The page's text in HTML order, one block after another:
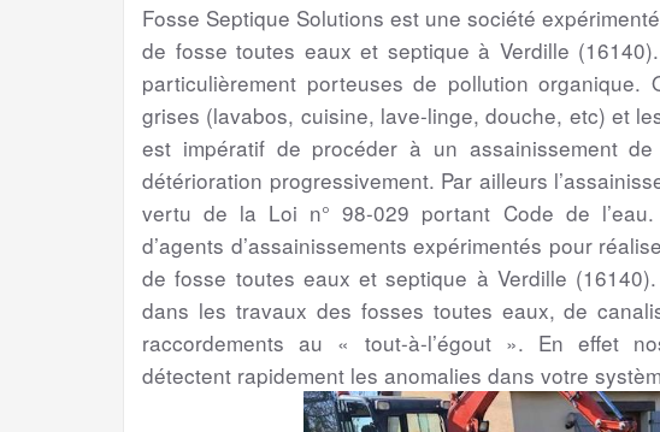
Fosse Septique Solutions est une société
de fosse toutes eaux et septique à Verdille
particulièrement porteuses de pollution
grises (lavabos, cuisine, lave-linge, douche, etc) et
est impératif de procéder à un assainissement
détérioration progressivement. Par ailleurs
vertu de la Loi n° 98-029 portant Code de
d’agents d’assainissements expérimentés pour
de fosse toutes eaux et septique à Verdille
dans les travaux des fosses toutes eaux, de
raccordements au « tout-à-l’égout ». En effet
détectent rapidement les anomalies dans votre